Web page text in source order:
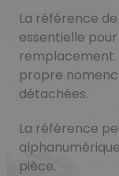
La référence
essentielle
remplacement.
propre
détachées.
La référence
pièce.